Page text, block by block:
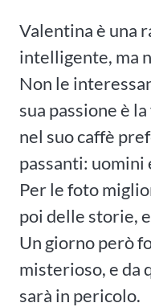
Valentina è una
intelligente, ma
Non le
sua passione è
nel suo caffè
passanti: uomini
Per le foto
poi delle storie,
Un giorno però
misterioso, e da
sarà in pericolo.